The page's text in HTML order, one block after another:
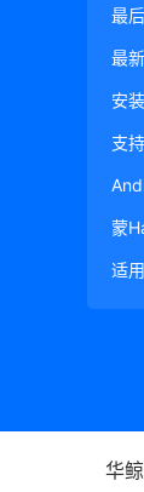
最
最
安
支
蒙
适用
华